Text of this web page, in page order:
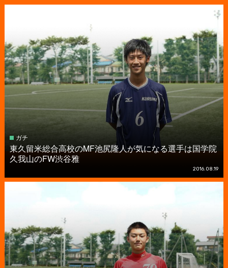
ガチ
東久留米総合高校のMF池尻隆人が気になる選手は国学院
久我山のFW渋谷雅
2016.08.19